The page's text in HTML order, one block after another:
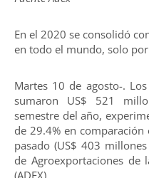
En el 2020 se consolidó
en todo el mundo, solo
Martes 10 de agosto-.
sumaron US$ 521
semestre del año,
de 29.4% en
pasado (US$ 403
de Agroexportaciones de